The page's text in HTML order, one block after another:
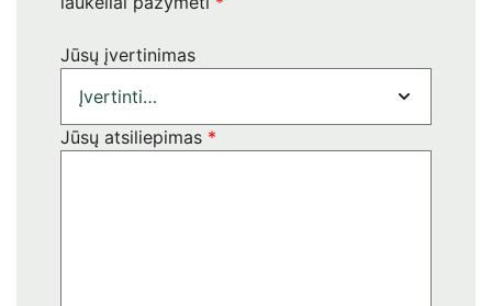
Jūsų įvertinimas
Jūsų atsiliepimas *